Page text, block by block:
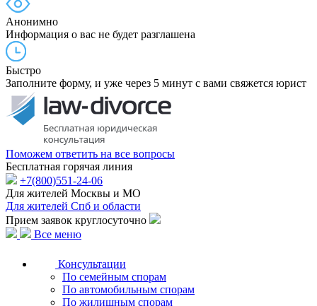
Анонимно
Информация о вас не будет разглашена
Быстро
Заполните форму, и уже через 5 минут с вами свяжется юрист
Поможем ответить на все вопросы
Бесплатная горячая линия
+7(800)551-24-06
Для жителей Москвы и МО
Для жителей Спб и области
Прием заявок круглосуточно
Все меню
Консультации
По семейным спорам
По автомобильным спорам
По жилищным спорам